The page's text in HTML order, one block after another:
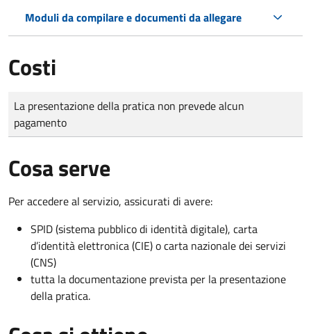
Moduli da compilare e documenti da allegare
Costi
Tipo di pagamento
Importo
La presentazione della pratica non prevede alcun
pagamento
Cosa serve
Per accedere al servizio, assicurati di avere:
SPID (sistema pubblico di identità digitale), carta
d’identità elettronica (CIE) o carta nazionale dei servizi
(CNS)
tutta la documentazione prevista per la presentazione
della pratica.